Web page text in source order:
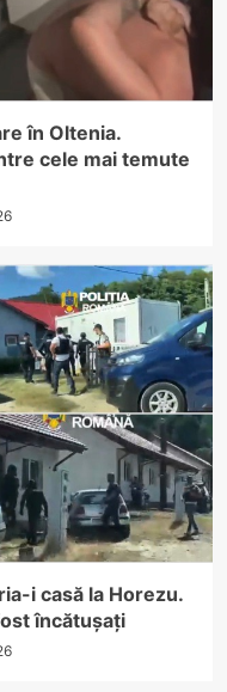
în Oltenia.
cele mai temute
i casă la Horezu.
încătușați